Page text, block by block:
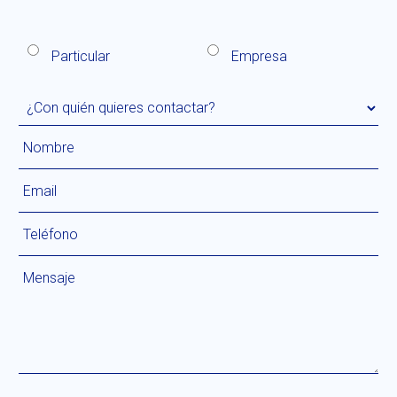
Particular Empresa